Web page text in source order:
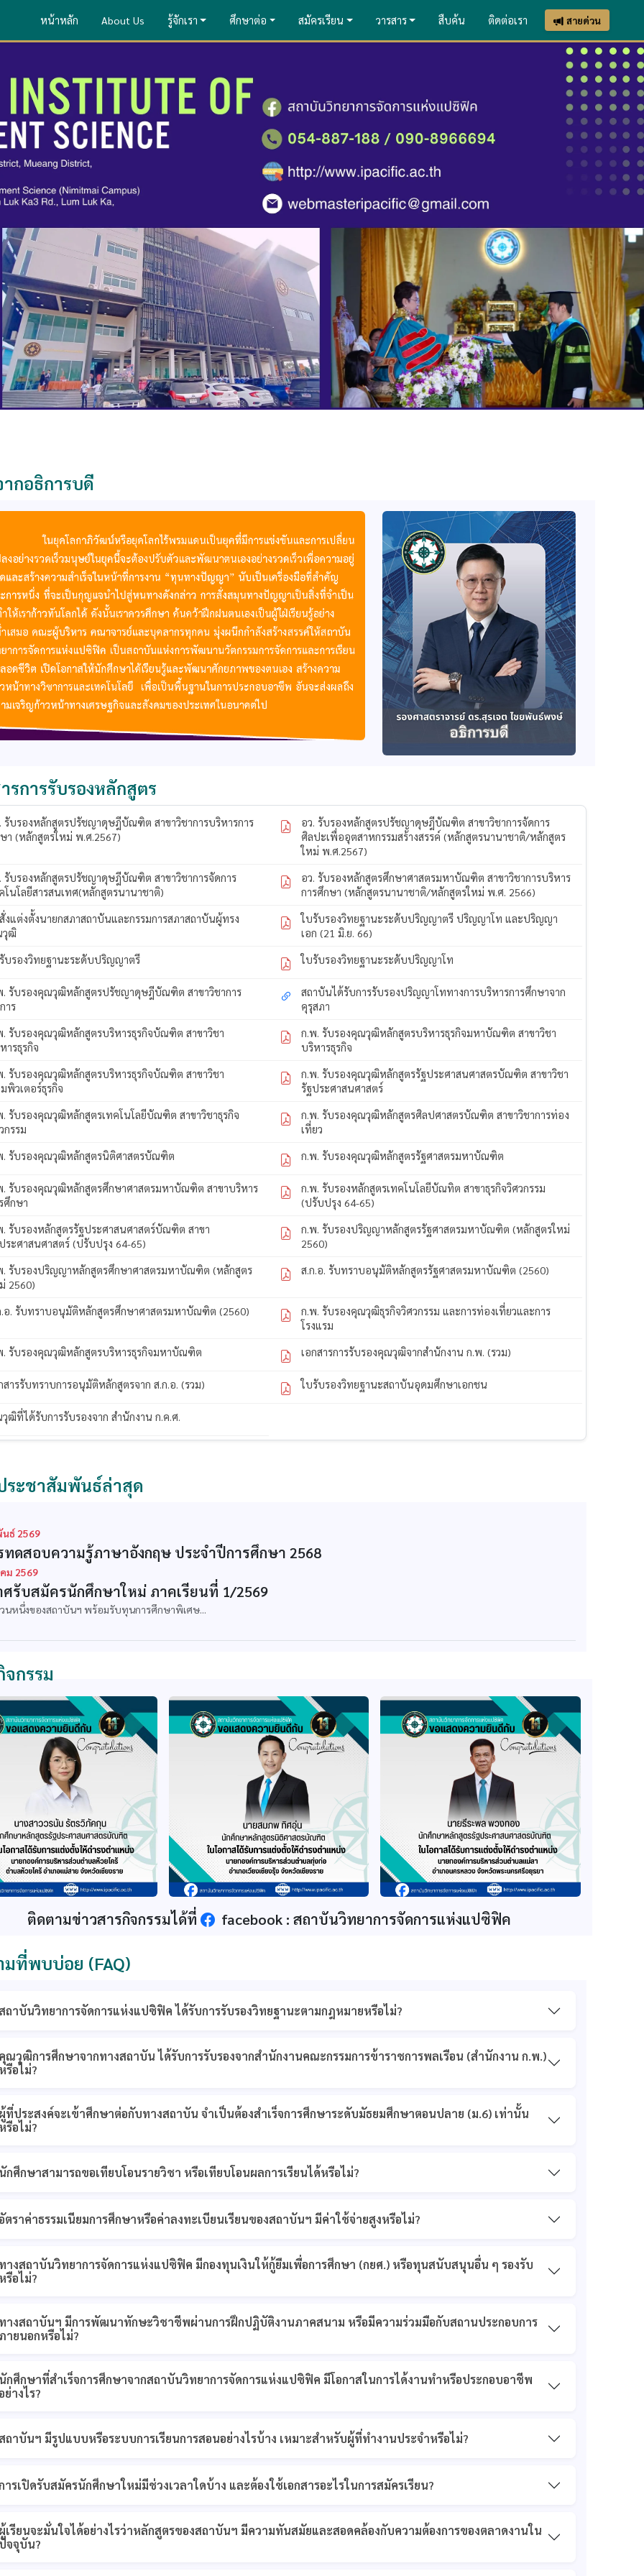
หน้าหลัก About Us รู้จักเรา ศึกษาต่อ สมัครเรียน วารสาร สืบค้น ติดต่อเรา สายด่วน
กอธิการบดี
รการรับรองหลักสูตร
รับรองหลักสูตรปรัชญาดุษฎีบัณฑิต สาขาวิชาการบริหารการ
า (หลักสูตรใหม่ พ.ศ.2567)
อว. รับรองหลักสูตรปรัชญาดุษฎีบัณฑิต สาขาวิชาการจัดการ
ศิลปะเพื่ออุตสาหกรรมสร้างสรรค์ (หลักสูตรนานาชาติ/หลักสูตร
ใหม่ พ.ศ.2567)
รับรองหลักสูตรปรัชญาดุษฎีบัณฑิต สาขาวิชาการจัดการ
โนโลยีสารสนเทศ(หลักสูตรนานาชาติ)
อว. รับรองหลักสูตรศึกษาศาสตรมหาบัณฑิต สาขาวิชาการบริหาร
การศึกษา (หลักสูตรนานาชาติ/หลักสูตรใหม่ พ.ศ. 2566)
งแต่งตั้งนายกสภาสถาบันและกรรมการสภาสถาบันผู้ทรง
ฒิ
ใบรับรองวิทยฐานะระดับปริญญาตรี ปริญญาโท และปริญญา
เอก (21 มิ.ย. 66)
บรองวิทยฐานะระดับปริญญาตรี ใบรับรองวิทยฐานะระดับปริญญาโท
. รับรองคุณวุฒิหลักสูตรปรัชญาดุษฎีบัณฑิต สาขาวิชาการ
าร
สถาบันได้รับการรับรองปริญญาโททางการบริหารการศึกษาจาก
คุรุสภา
. รับรองคุณวุฒิหลักสูตรบริหารธุรกิจบัณฑิต สาขาวิชา
ารธุรกิจ
ก.พ. รับรองคุณวุฒิหลักสูตรบริหารธุรกิจมหาบัณฑิต สาขาวิชา
บริหารธุรกิจ
. รับรองคุณวุฒิหลักสูตรบริหารธุรกิจบัณฑิต สาขาวิชา
พิวเตอร์ธุรกิจ
ก.พ. รับรองคุณวุฒิหลักสูตรรัฐประศาสนศาสตรบัณฑิต สาขาวิชา
รัฐประศาสนศาสตร์
. รับรองคุณวุฒิหลักสูตรเทคโนโลยีบัณฑิต สาขาวิชาธุรกิจ
กรรม
ก.พ. รับรองคุณวุฒิหลักสูตรศิลปศาสตรบัณฑิต สาขาวิชาการท่อง
เที่ยว
. รับรองคุณวุฒิหลักสูตรนิติศาสตรบัณฑิต ก.พ. รับรองคุณวุฒิหลักสูตรรัฐศาสตรมหาบัณฑิต
. รับรองคุณวุฒิหลักสูตรศึกษาศาสตรมหาบัณฑิต สาขาบริหาร
ศึกษา
ก.พ. รับรองหลักสูตรเทคโนโลยีบัณทิต สาขาธุรกิจวิศวกรรม
(ปรับปรุง 64-65)
. รับรองหลักสูตรรัฐประศาสนศาสตร์บัณฑิต สาขา
ระศาสนศาสตร์ (ปรับปรุง 64-65)
ก.พ. รับรองปริญญาหลักสูตรรัฐศาสตรมหาบัณฑิต (หลักสูตรใหม่
2560)
. รับรองปริญญาหลักสูตรศึกษาศาสตรมหาบัณฑิต (หลักสูตร
2560)
ส.ก.อ. รับทราบอนุมัติหลักสูตรรัฐศาสตรมหาบัณฑิต (2560)
.อ. รับทราบอนุมัติหลักสูตรศึกษาศาสตรมหาบัณฑิต (2560)
ก.พ. รับรองคุณวุฒิธุรกิจวิศวกรรม และการท่องเที่ยวและการ
โรงแรม
. รับรองคุณวุฒิหลักสูตรบริหารธุรกิจมหาบัณฑิต เอกสารการรับรองคุณวุฒิจากสำนักงาน ก.พ. (รวม)
สารรับทราบการอนุมัติหลักสูตรจาก ส.ก.อ. (รวม) ใบรับรองวิทยฐานะสถาบันอุดมศึกษาเอกชน
ฒิที่ได้รับการรับรองจาก สำนักงาน ก.ค.ศ.
ระชาสัมพันธ์ล่าสุด
ธ์ 2569
ทดสอบความรู้ภาษาอังกฤษ ประจำปีการศึกษา 2568
ม 2569
ศรับสมัครนักศึกษาใหม่ ภาคเรียนที่ 1/2569
นหนึ่งของสถาบันฯ พร้อมรับทุนการศึกษาพิเศษ...
กรรม
ติดตามข่าวสารกิจกรรมได้ที่ facebook : สถาบันวิทยาการจัดการแห่งแปซิฟิค
มที่พบบ่อย (FAQ)
ถาบันวิทยาการจัดการแห่งแปซิฟิค ได้รับการรับรองวิทยฐานะตามกฎหมายหรือไม่?
ณวุฒิการศึกษาจากทางสถาบัน ได้รับการรับรองจากสำนักงานคณะกรรมการข้าราชการพลเรือน (สำนักงาน ก.พ.)
รือไม่?
ที่ประสงค์จะเข้าศึกษาต่อกับทางสถาบัน จำเป็นต้องสำเร็จการศึกษาระดับมัธยมศึกษาตอนปลาย (ม.6) เท่านั้น
รือไม่?
กศึกษาสามารถขอเทียบโอนรายวิชา หรือเทียบโอนผลการเรียนได้หรือไม่?
ตราค่าธรรมเนียมการศึกษาหรือค่าลงทะเบียนเรียนของสถาบันฯ มีค่าใช้จ่ายสูงหรือไม่?
างสถาบันวิทยาการจัดการแห่งแปซิฟิค มีกองทุนเงินให้กู้ยืมเพื่อการศึกษา (กยศ.) หรือทุนสนับสนุนอื่น ๆ รองรับ
รือไม่?
างสถาบันฯ มีการพัฒนาทักษะวิชาชีพผ่านการฝึกปฏิบัติงานภาคสนาม หรือมีความร่วมมือกับสถานประกอบการ
ายนอกหรือไม่?
กศึกษาที่สำเร็จการศึกษาจากสถาบันวิทยาการจัดการแห่งแปซิฟิค มีโอกาสในการได้งานทำหรือประกอบอาชีพ
ย่างไร?
ถาบันฯ มีรูปแบบหรือระบบการเรียนการสอนอย่างไรบ้าง เหมาะสำหรับผู้ที่ทำงานประจำหรือไม่?
ารเปิดรับสมัครนักศึกษาใหม่มีช่วงเวลาใดบ้าง และต้องใช้เอกสารอะไรในการสมัครเรียน?
เรียนจะมั่นใจได้อย่างไรว่าหลักสูตรของสถาบันฯ มีความทันสมัยและสอดคล้องกับความต้องการของตลาดงานใน
จจุบัน?